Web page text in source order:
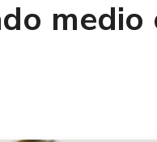
medio